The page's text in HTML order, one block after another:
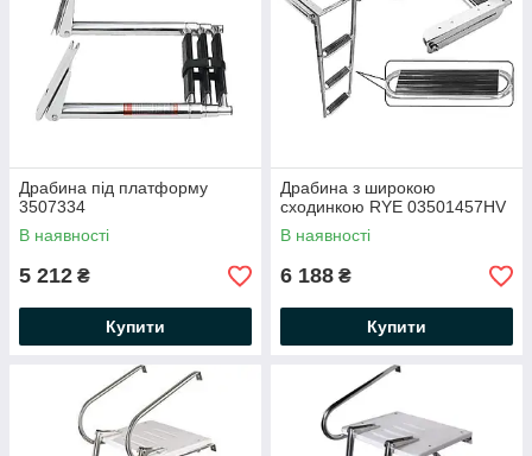
Драбина під платформу
3507334
В наявності
5 212 ₴
Купити
Драбина з широкою
сходинкою RYE 03501457HV
В наявності
6 188 ₴
Купити